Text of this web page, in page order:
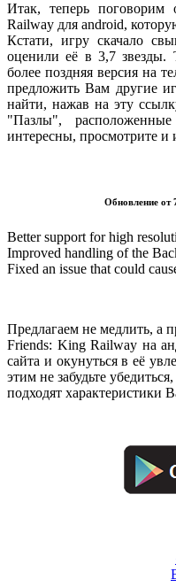
Итак, теперь
Railway для android,
Кстати, игру скачало
оценили её в 3,7 звезды.
более поздняя версия на
предложить Вам другие
найти, нажав на эту
"Пазлы",
интересны, просмотрите и
Обновление от
Better support for high
Improved handling of the
Fixed an issue that could
Предлагаем не медлить, а
Friends: King Railway на
сайта и окунуться в её
этим не забудьте
подходят характеристики